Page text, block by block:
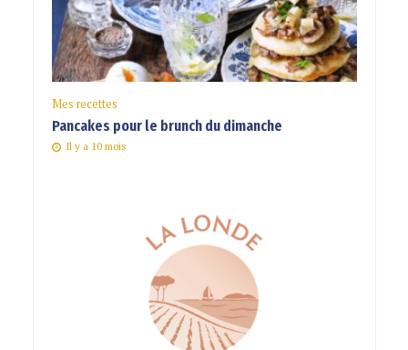
Mes recettes
Pancakes pour le brunch du dimanche
Il y a 10 mois